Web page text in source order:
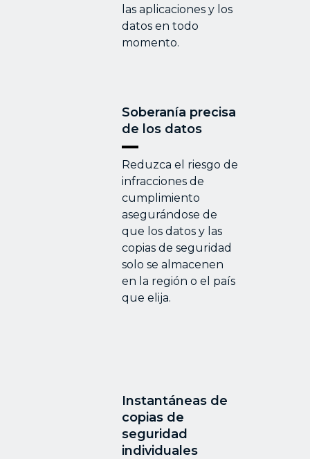
las aplicaciones y los
datos en todo
momento.
Soberanía precisa
de los datos
Reduzca el riesgo de
infracciones de
cumplimiento
asegurándose de
que los datos y las
copias de seguridad
solo se almacenen
en la región o el país
que elija.
Instantáneas de
copias de
seguridad
individuales